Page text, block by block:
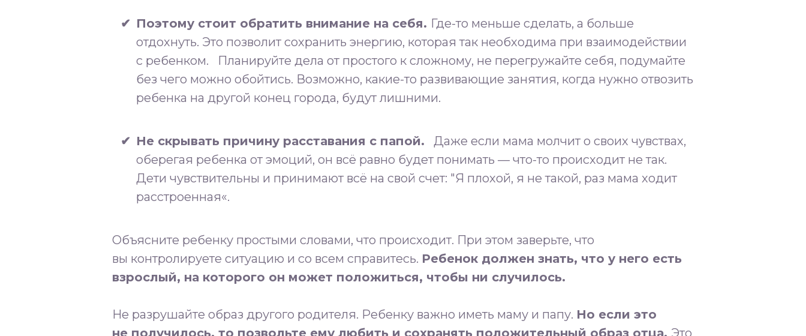
Поэтому стоит обратить внимание на себя. Где-то меньше сделать, а больше
отдохнуть. Это позволит сохранить энергию, которая так необходима при взаимодействии
с ребенком.⁣⁣⠀Планируйте дела от простого к сложному, не перегружайте себя, подумайте
без чего можно обойтись. Возможно, какие-то развивающие занятия, когда нужно отвозить
ребенка на другой конец города, будут лишними.⁣⁣⠀⠀⁣⁣⠀
Не скрывать причину расставания с папой⁣⁣. ⠀Даже если мама молчит о своих чувствах,
оберегая ребенка от эмоций, он всё равно будет понимать — что-то происходит не так.
Дети чувствительны и принимают всё на свой счет: "Я плохой, я не такой, раз мама ходит
расстроенная«.⁣⁣⠀⠀⁣⁣⠀
Объясните ребенку простыми словами, что происходит. При этом заверьте, что
вы контролируете ситуацию и со всем справитесь. Ребенок должен знать, что у него есть
взрослый, на которого он может положиться, чтобы ни случилось.⁣⁣⠀⁣⁣
Не разрушайте образ другого родителя. Ребенку важно иметь маму и папу. Но если это
не получилось, то позвольте ему любить и сохранять положительный образ отца. Это